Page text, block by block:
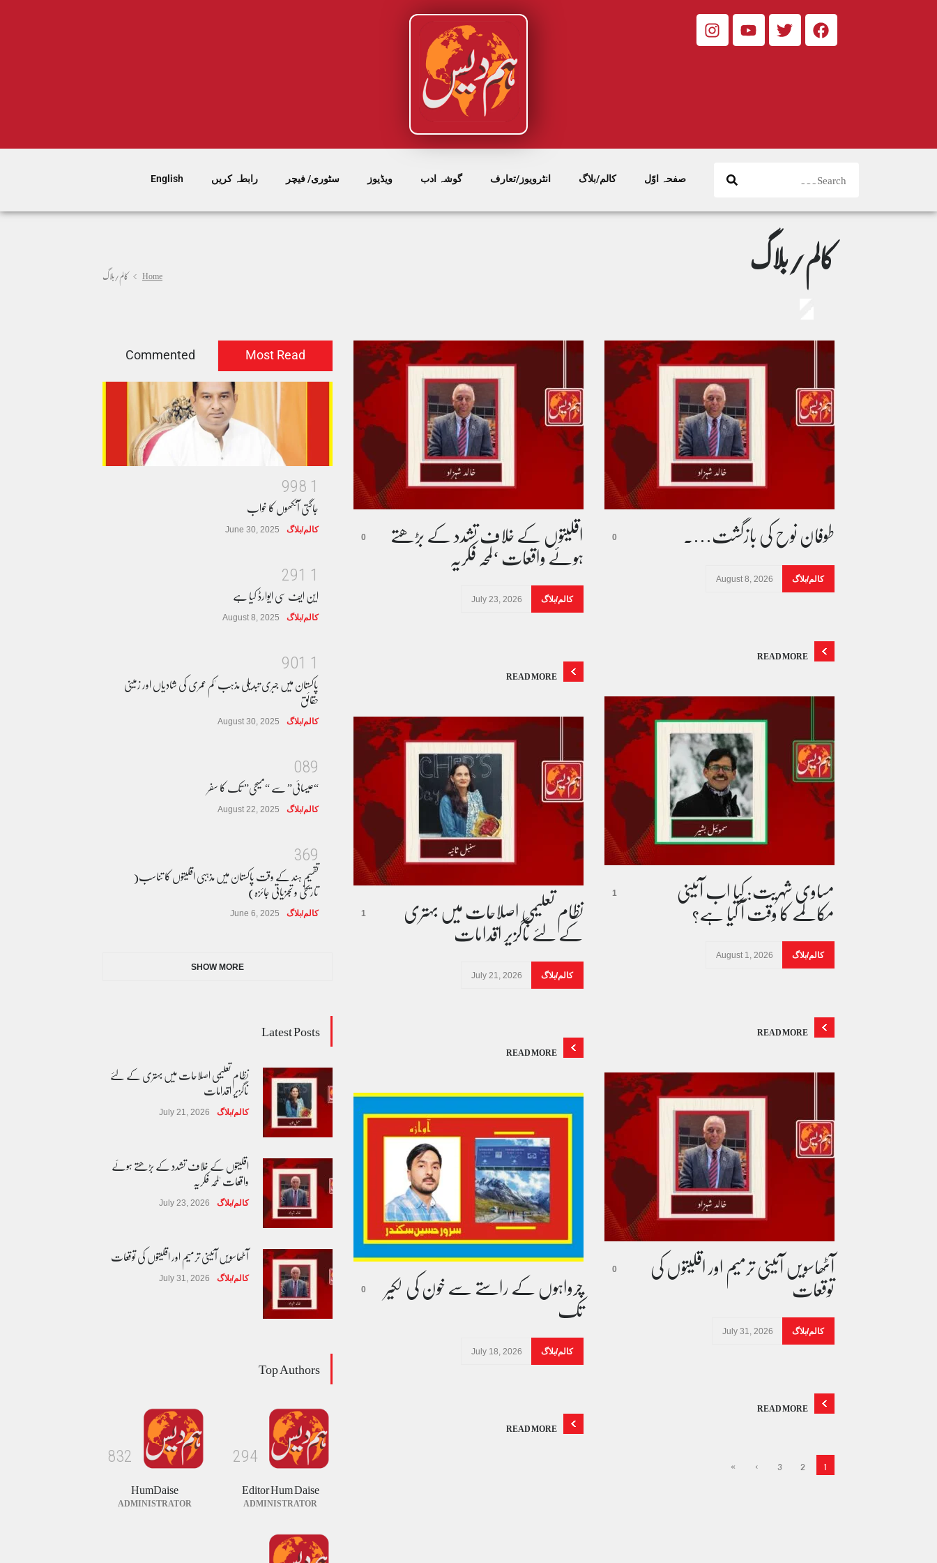
صفحہ اوّل کالم/بلاگ انٹرویوز/تعارف گوشہ ادب ویڈیوز سٹوری/ فیچر رابطہ کریں English
کالم/بلاگ Home کالم/بلاگ
طوفان نوح کی بازگشت…. 0
کالم/بلاگ August 8, 2026
READ MORE
مساوی شہریت: کیا اب آئینی
مکالمے کا وقت آ گیا ہے؟ 1
کالم/بلاگ August 1, 2026
READ MORE
آٹھاسویں آئینی ترمیم اور اقلیتوں کی
توقعات 0
کالم/بلاگ July 31, 2026
READ MORE
اقلیتوں کے خلاف تشدد کے بڑھتے
ہوئے واقعات ‘لمحہ فکریہ 0
کالم/بلاگ July 23, 2026
READ MORE
نظام تعلیمی اصلاحات میں بہتری
کے لئے ناگزیر اقدامات 1
کالم/بلاگ July 21, 2026
READ MORE
چرواہوں کے راستے سے خون کی لکیر
تک 0
کالم/بلاگ July 18, 2026
READ MORE
1
2
3
›
»
Most Read
Commented
1
8
9
9
جاگتی آنکھوں کا خواب
کالم/بلاگ June 30, 2025
1
1
9
2
این ایف سی ایوارڈ کیا ہے
کالم/بلاگ August 8, 2025
1
1
0
9
پاکستان میں جبری تبدیلی مذہب 'کم عمری کی شادیاں اور زمینی
حقائق
کالم/بلاگ August 30, 2025
9
8
0
“عیسائی” سے “مسیحی” تک کا سفر
کالم/بلاگ August 22, 2025
9
6
3
تقسیم ہند کے وقت پاکستان میں مذہبی اقلیتوں کا تناسب(
تاریخی و تجزیاتی جائزہ)
کالم/بلاگ June 6, 2025
SHOW MORE
Latest Posts
نظام تعلیمی اصلاحات میں بہتری کے لئے
ناگزیر اقدامات
کالم/بلاگ July 21, 2026
اقلیتوں کے خلاف تشدد کے بڑھتے ہوئے
واقعات 'لمحہ فکریہ
کالم/بلاگ July 23, 2026
آٹھاسویں آئینی ترمیم اور اقلیتوں کی توقعات
کالم/بلاگ July 31, 2026
طوفان نوح کی بازگشت....
کالم/بلاگ August 8, 2026
Top Authors
4
9
2
Editor Hum Daise
ADMINISTRATOR
2
3
8
HumDaise
ADMINISTRATOR